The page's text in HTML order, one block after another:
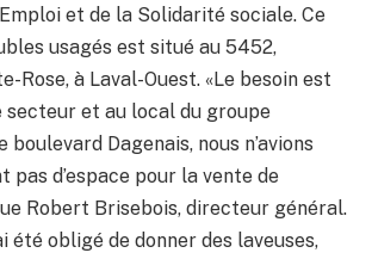
et de la Solidarité sociale. Ce
usagés est situé au 5452,
Rose, à Laval-Ouest. «Le besoin est
secteur et au local du groupe
boulevard Dagenais, nous n’avions
pas d’espace pour la vente de
Robert Brisebois, directeur général.
été obligé de donner des laveuses,